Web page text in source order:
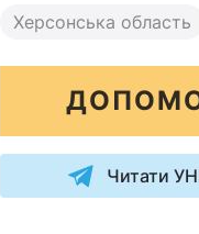
Херсонська область
Читати